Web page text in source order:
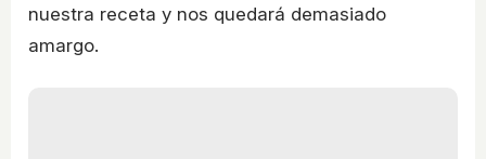
nuestra receta y nos quedará demasiado
amargo.